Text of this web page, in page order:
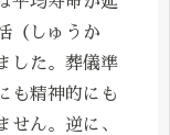
（しゅうか
した。葬儀準
も精神的にも
せん。逆に、